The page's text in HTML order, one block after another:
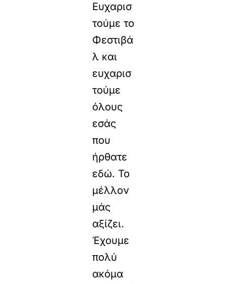
Ευχαρισ
τούμε το
Φεστιβά
λ και
ευχαρισ
τούμε
όλους
εσάς
που
ήρθατε
εδώ. Το
μέλλον
μάς
αξίζει.
Έχουμε
πολύ
ακόμα